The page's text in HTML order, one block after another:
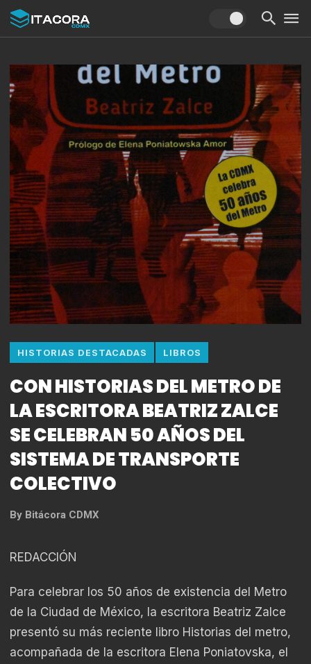
HISTORIAS DESTACADAS LIBROS
CON HISTORIAS DEL METRO DE
LA ESCRITORA BEATRIZ ZALCE
SE CELEBRAN 50 AÑOS DEL
SISTEMA DE TRANSPORTE
COLECTIVO
By Bitácora CDMX
REDACCIÓN
Para celebrar los 50 años de existencia del Metro
de la Ciudad de México, la escritora Beatriz Zalce
presentó su más reciente libro Historias del metro,
acompañada de la escritora Elena Poniatovska, el